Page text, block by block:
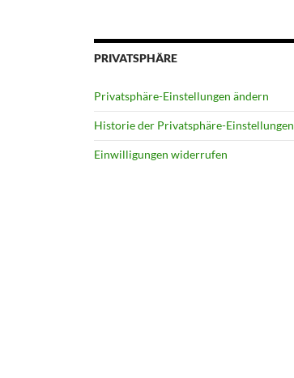
PRIVATSPHÄRE
Privatsphäre-Einstellungen ändern
Historie der Privatsphäre-Einstellungen
Einwilligungen widerrufen